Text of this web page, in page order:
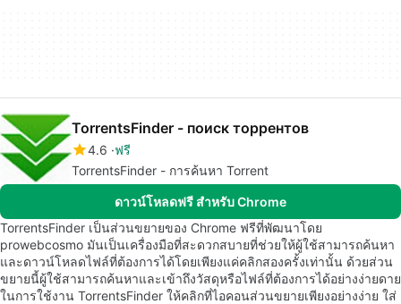
TorrentsFinder - поиск торрентов
4.6 ฟรี
TorrentsFinder - การค้นหา Torrent
ดาวน์โหลดฟรี สำหรับ Chrome
TorrentsFinder เป็นส่วนขยายของ Chrome ฟรีที่พัฒนาโดย
prowebcosmo มันเป็นเครื่องมือที่สะดวกสบายที่ช่วยให้ผู้ใช้สามารถค้นหา
และดาวน์โหลดไฟล์ที่ต้องการได้โดยเพียงแค่คลิกสองครั้งเท่านั้น ด้วยส่วน
ขยายนี้ผู้ใช้สามารถค้นหาและเข้าถึงวัสดุหรือไฟล์ที่ต้องการได้อย่างง่ายดาย
ในการใช้งาน TorrentsFinder ให้คลิกที่ไอคอนส่วนขยายเพียงอย่างง่าย ใส่